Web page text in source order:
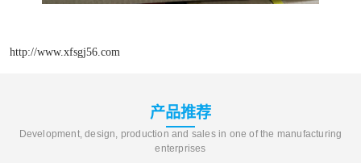
http://www.xfsgj56.com
产品推荐
Development, design, production and sales in one of the manufacturing
enterprises